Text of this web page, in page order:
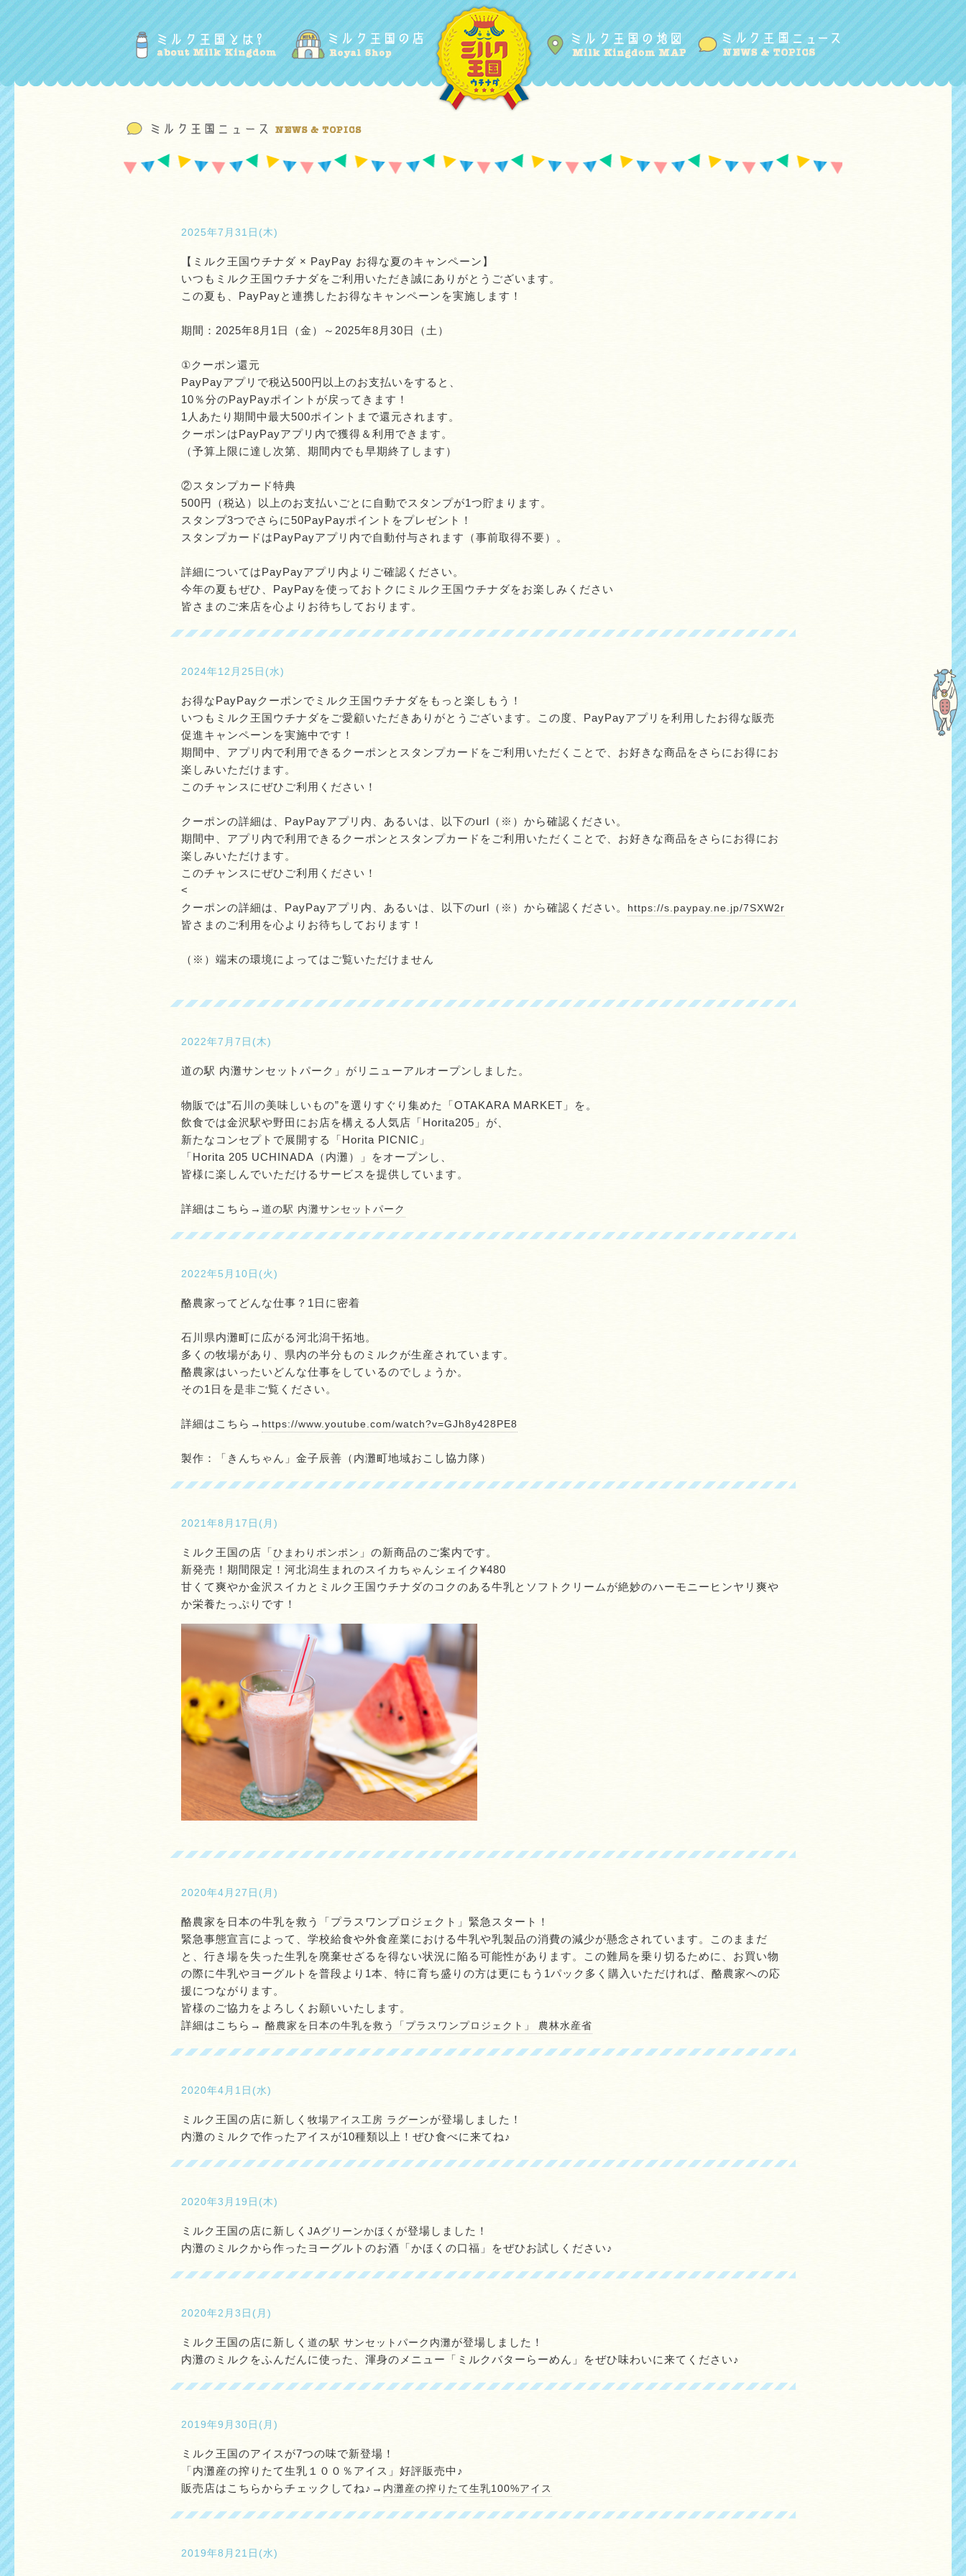
2025年7月31日(木)
【ミルク王国ウチナダ × PayPay お得な夏のキャンペーン】
いつもミルク王国ウチナダをご利用いただき誠にありがとうございます。
この夏も、PayPayと連携したお得なキャンペーンを実施します！
期間：2025年8月1日（金）～2025年8月30日（土）
①クーポン還元
PayPayアプリで税込500円以上のお支払いをすると、
10％分のPayPayポイントが戻ってきます！
1人あたり期間中最大500ポイントまで還元されます。
クーポンはPayPayアプリ内で獲得＆利用できます。
（予算上限に達し次第、期間内でも早期終了します）
②スタンプカード特典
500円（税込）以上のお支払いごとに自動でスタンプが1つ貯まります。
スタンプ3つでさらに50PayPayポイントをプレゼント！
スタンプカードはPayPayアプリ内で自動付与されます（事前取得不要）。
詳細についてはPayPayアプリ内よりご確認ください。
今年の夏もぜひ、PayPayを使っておトクにミルク王国ウチナダをお楽しみください
皆さまのご来店を心よりお待ちしております。
2024年12月25日(水)
お得なPayPayクーポンでミルク王国ウチナダをもっと楽しもう！
いつもミルク王国ウチナダをご愛顧いただきありがとうございます。この度、PayPayアプリを利用したお得な販売
促進キャンペーンを実施中です！
期間中、アプリ内で利用できるクーポンとスタンプカードをご利用いただくことで、お好きな商品をさらにお得にお
楽しみいただけます。
このチャンスにぜひご利用ください！
クーポンの詳細は、PayPayアプリ内、あるいは、以下のurl（※）から確認ください。
期間中、アプリ内で利用できるクーポンとスタンプカードをご利用いただくことで、お好きな商品をさらにお得にお
楽しみいただけます。
このチャンスにぜひご利用ください！
<
クーポンの詳細は、PayPayアプリ内、あるいは、以下のurl（※）から確認ください。 https://s.paypay.ne.jp/7SXW2r
皆さまのご利用を心よりお待ちしております！
（※）端末の環境によってはご覧いただけません
2022年7月7日(木)
道の駅 内灘サンセットパーク」がリニューアルオープンしました。
物販では”石川の美味しいもの”を選りすぐり集めた「OTAKARA MARKET」を。
飲食では金沢駅や野田にお店を構える人気店「Horita205」が、
新たなコンセプトで展開する「Horita PICNIC」
「Horita 205 UCHINADA（内灘）」をオープンし、
皆様に楽しんでいただけるサービスを提供しています。
詳細はこちら→ 道の駅 内灘サンセットパーク
2022年5月10日(火)
酪農家ってどんな仕事？1日に密着
石川県内灘町に広がる河北潟干拓地。
多くの牧場があり、県内の半分ものミルクが生産されています。
酪農家はいったいどんな仕事をしているのでしょうか。
その1日を是非ご覧ください。
詳細はこちら→ https://www.youtube.com/watch?v=GJh8y428PE8
製作：「きんちゃん」金子辰善（内灘町地域おこし協力隊）
2021年8月17日(月)
ミルク王国の店「ひまわりポンポン 」の新商品のご案内です。
新発売！期間限定！河北潟生まれのスイカちゃんシェイク¥480
甘くて爽やか金沢スイカとミルク王国ウチナダのコクのある牛乳とソフトクリームが絶妙のハーモニーヒンヤリ爽や
か栄養たっぷりです！
2020年4月27日(月)
酪農家を日本の牛乳を救う「プラスワンプロジェクト」緊急スタート！
緊急事態宣言によって、学校給食や外食産業における牛乳や乳製品の消費の減少が懸念されています。このままだ
と、行き場を失った生乳を廃棄せざるを得ない状況に陥る可能性があります。この難局を乗り切るために、お買い物
の際に牛乳やヨーグルトを普段より1本、特に育ち盛りの方は更にもう1パック多く購入いただければ、酪農家への応
援につながります。
皆様のご協力をよろしくお願いいたします。
詳細はこちら→ 酪農家を日本の牛乳を救う「プラスワンプロジェクト」 農林水産省
2020年4月1日(水)
ミルク王国の店に新しく 牧場アイス工房 ラグーンが登場しました！
内灘のミルクで作ったアイスが10種類以上！ぜひ食べに来てね♪
2020年3月19日(木)
ミルク王国の店に新しく JAグリーンかほく が登場しました！
内灘のミルクから作ったヨーグルトのお酒「かほくの口福」をぜひお試しください♪
2020年2月3日(月)
ミルク王国の店に新しく 道の駅 サンセットパーク内灘が登場しました！
内灘のミルクをふんだんに使った、渾身のメニュー「ミルクバターらーめん」をぜひ味わいに来てください♪
2019年9月30日(月)
ミルク王国のアイスが7つの味で新登場！
「内灘産の搾りたて生乳１００％アイス」好評販売中♪
販売店はこちらからチェックしてね♪→ 内灘産の搾りたて生乳100%アイス
2019年8月21日(水)